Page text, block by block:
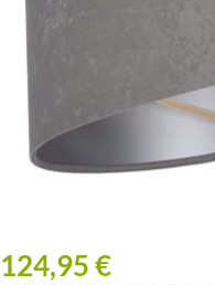
124,95 €